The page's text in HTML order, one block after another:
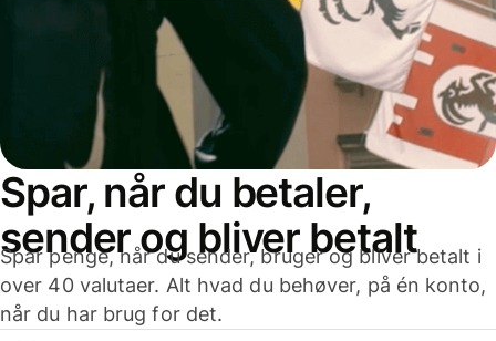
Spar, når du betaler,
sender og bliver betalt
Spar penge, når du sender, bruger og bliver betalt i
over 40 valutaer. Alt hvad du behøver, på én konto,
når du har brug for det.